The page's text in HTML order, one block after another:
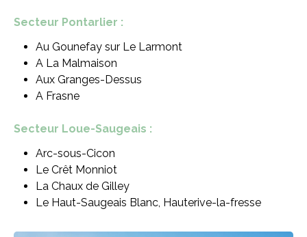
Secteur Pontarlier :
Au Gounefay sur Le Larmont
A La Malmaison
Aux Granges-Dessus
A Frasne
Secteur Loue-Saugeais :
Arc-sous-Cicon
Le Crêt Monniot
La Chaux de Gilley
Le Haut-Saugeais Blanc, Hauterive-la-fresse